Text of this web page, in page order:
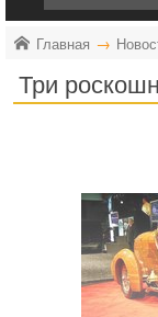
Главная
Три